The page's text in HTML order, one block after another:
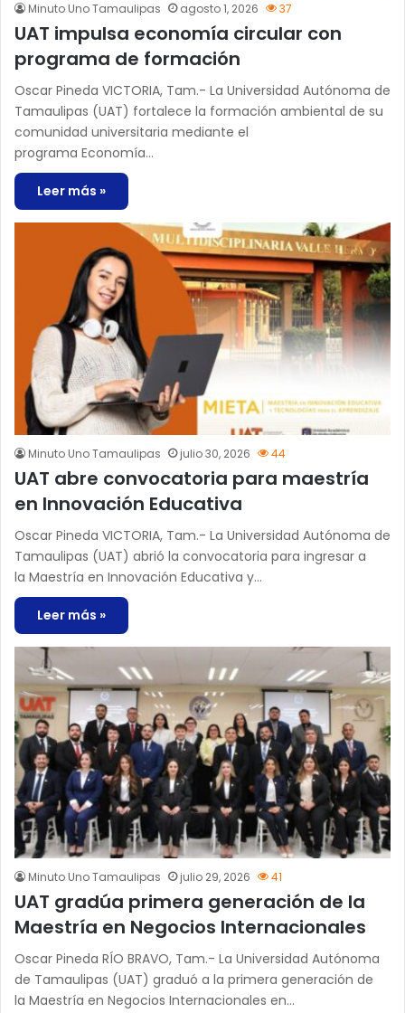
Minuto Uno Tamaulipas agosto 1, 2026 37
UAT impulsa economía circular con
programa de formación
Oscar Pineda VICTORIA, Tam.- La Universidad Autónoma de
Tamaulipas (UAT) fortalece la formación ambiental de su
comunidad universitaria mediante el
programa Economía…
Leer más »
Minuto Uno Tamaulipas julio 30, 2026 44
UAT abre convocatoria para maestría
en Innovación Educativa
Oscar Pineda VICTORIA, Tam.- La Universidad Autónoma de
Tamaulipas (UAT) abrió la convocatoria para ingresar a
la Maestría en Innovación Educativa y…
Leer más »
Minuto Uno Tamaulipas julio 29, 2026 41
UAT gradúa primera generación de la
Maestría en Negocios Internacionales
Oscar Pineda RÍO BRAVO, Tam.- La Universidad Autónoma
de Tamaulipas (UAT) graduó a la primera generación de
la Maestría en Negocios Internacionales en…